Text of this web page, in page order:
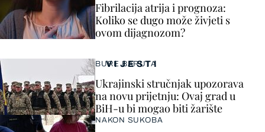
VIJESTI
BURE BARUTA
Ukrajinski stručnjak upozorava
na novu prijetnju: Ovaj grad u
BiH-u bi mogao biti žarište
NAKON SUKOBA
Fibrilacija atrija i prognoza:
Koliko se dugo može živjeti s
ovom dijagnozom?